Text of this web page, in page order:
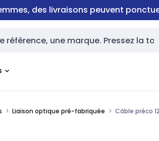
des livraisons peuvent
Liaison optique pré-fabriquée Câble préco